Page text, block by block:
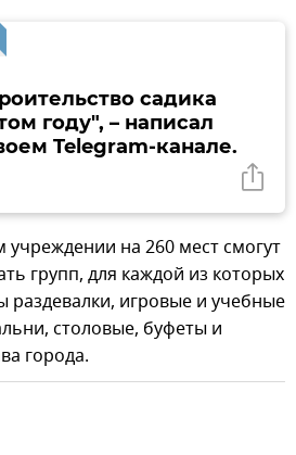
садика
году", – написал
Telegram-канале.
на 260 мест смогут
групп, для каждой из которых
раздевалки, игровые и учебные
столовые, буфеты и
города.